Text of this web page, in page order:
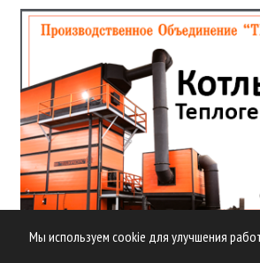
Мы используем cookie для улучшения